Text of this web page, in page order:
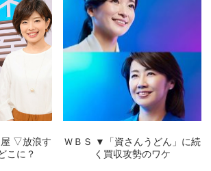
▽放浪す
こに？
ＷＢＳ ▼「資さんうどん」に続
く買収攻勢のワケ